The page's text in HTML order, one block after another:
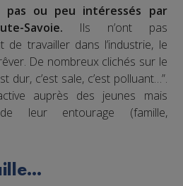
ou peu intéressés par
Savoie. Ils n’ont pas
de travailler dans l’industrie, le
De nombreux clichés sur le
dur, c’est sale, c’est polluant…”.
auprès des jeunes mais
leur entourage (famille,